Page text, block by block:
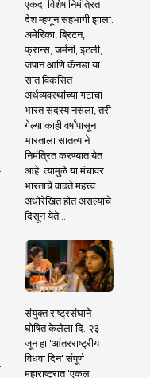
एकदा विशेष निमंत्रित
देश म्हणून सहभागी झाला.
अमेरिका, ब्रिटन,
फ्रान्स, जर्मनी, इटली,
जपान आणि कॅनडा या
सात विकसित
अर्थव्यवस्थांच्या गटाचा
भारत सदस्य नसला, तरी
गेल्या काही वर्षांपासून
भारताला सातत्याने
निमंत्रित करण्यात येत
आहे. त्यामुळे या मंचावर
भारताचे वाढते महत्त्व
अधोरेखित होत असल्याचे
दिसून येते...
संयुक्त राष्ट्रसंघाने
घोषित केलेला दि. २३
जून हा 'आंतरराष्ट्रीय
विधवा दिन' संपूर्ण
महाराष्ट्रात 'एकल